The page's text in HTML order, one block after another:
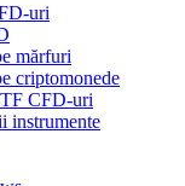
uri
mărfuri
criptomonede
CFD-uri
instrumente